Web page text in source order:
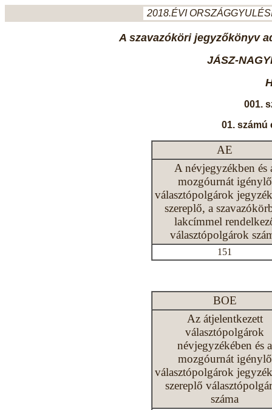
2018.ÉVI
A szavazóköri jegyzőkönyv
JÁSZ-
001.
01. számú
AE
A névjegyzékben és
mozgóurnát igénylő
választópolgárok
szereplő, a
lakcímmel
választópolgárok
151
BOE
Az átjelentkezett
választópolgárok
névjegyzékében és a
mozgóurnát igénylő
választópolgárok
szereplő
száma